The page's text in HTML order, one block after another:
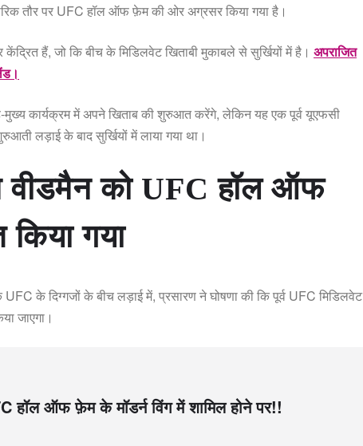
तौर पर UFC हॉल ऑफ फ़ेम की ओर अग्रसर किया गया है।
हैं, जो कि बीच के मिडिलवेट खिताबी मुकाबले से सुर्खियों में है। अपराजित
मुख्य कार्यक्रम में अपने खिताब की शुरुआत करेंगे, लेकिन यह एक पूर्व यूएफसी
लड़ाई के बाद सुर्खियों में लाया गया था।
वीडमैन को UFC हॉल ऑफ
गया
के दिग्गजों के बीच लड़ाई में, प्रसारण ने घोषणा की कि पूर्व UFC मिडिलवेट
जाएगा।
हॉल ऑफ फ़ेम के मॉडर्न विंग में शामिल होने पर!!